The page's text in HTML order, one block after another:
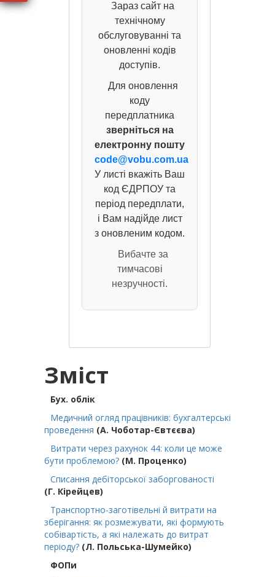
Зараз сайт на
технічному
обслуговуванні та
оновленні кодів
доступів.
Для оновлення
коду
передплатника
зверніться на
електронну пошту
code@vobu.com.ua
У листі вкажіть Ваш
код ЄДРПОУ та
період передплати,
і Вам надійде лист
з оновленим кодом.
Вибачте за
тимчасові
незручності.
Зміст
Бух. облiк
Медичний огляд працівників: бухгалтерські
проведення (А. Чоботар-Євтєєва)
Витрати через рахунок 44: коли це може
бути проблемою? (М. Проценко)
Списання дебіторської заборгованості
(Г. Кірейцев)
Транспортно-заготівельні й витрати на
зберігання: як розмежувати, які формують
собівартість, а які належать до витрат
періоду? (Л. Польська-Шумейко)
ФОПи